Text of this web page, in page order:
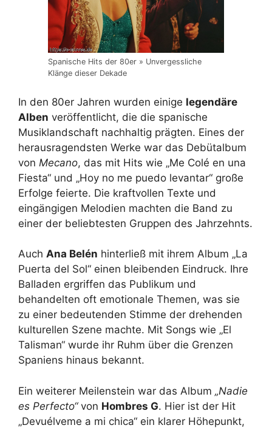
Spanische Hits der 80er » Unvergessliche
Klänge dieser Dekade
In den 80er Jahren wurden einige legendäre
Alben veröffentlicht, die die spanische
Musiklandschaft nachhaltig prägten. Eines der
herausragendsten Werke war das Debütalbum
von Mecano, das mit Hits wie „Me Colé en una
Fiesta“ und „Hoy no me puedo levantar“ große
Erfolge feierte. Die kraftvollen Texte und
eingängigen Melodien machten die Band zu
einer der beliebtesten Gruppen des Jahrzehnts.
Auch Ana Belén hinterließ mit ihrem Album „La
Puerta del Sol“ einen bleibenden Eindruck. Ihre
Balladen ergriffen das Publikum und
behandelten oft emotionale Themen, was sie
zu einer bedeutenden Stimme der drehenden
kulturellen Szene machte. Mit Songs wie „El
Talisman“ wurde ihr Ruhm über die Grenzen
Spaniens hinaus bekannt.
Ein weiterer Meilenstein war das Album „Nadie
es Perfecto“von Hombres G. Hier ist der Hit
„Devuélveme a mi chica“ ein klarer Höhepunkt,